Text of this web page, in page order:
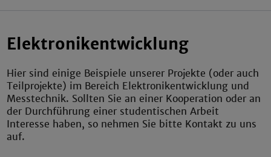
Elektronikentwicklung
Hier sind einige Beispiele unserer Projekte (oder auch
Teilprojekte) im Bereich Elektronikentwicklung und
Messtechnik. Sollten Sie an einer Kooperation oder an
der Durchführung einer studentischen Arbeit
Interesse haben, so nehmen Sie bitte Kontakt zu uns
auf.